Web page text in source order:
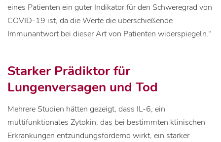
eines Patienten ein guter Indikator für den Schweregrad von
COVID-19 ist, da die Werte die überschießende
Immunantwort bei dieser Art von Patienten widerspiegeln.“
Starker Prädiktor für
Lungenversagen und Tod
Mehrere Studien hätten gezeigt, dass IL-6, ein
multifunktionales Zytokin, das bei bestimmten klinischen
Erkrankungen entzündungsfördernd wirkt, ein starker